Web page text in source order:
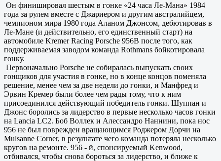
Он финишировал шестым в гонке «24 часа Ле-Мана» 1984
года за рулем вместе с Джариером и другим австралийцем,
чемпионом мира 1980 года Аланом Джонсом, дебютировав в
Ле-Мане (и действительно, его единственный старт) на
автомобиле Kremer Racing Porsche 956B после того, как
поддерживаемая заводом команда Rothmans бойкотировала
гонку.
Первоначально Porsche не собиралась выпускать своих
гонщиков для участия в гонке, но в конце концов поменяла
решение, менее чем за две недели до гонки, и Манфред и
Эрвин Кремер были более чем рады тому, что к ним
присоединился действующий победитель гонки. Шуппан и
Джонс боролись за лидерство в первые несколько часов гонки
на Lancia LC2. Боб Воллек и Алессандро Наннини, пока нос
956 не был поврежден вращающимся Роджером Дорчи на
Mulsanne Corner, в результате чего команда потеряла несколько
кругов на ремонте. 956 - й, спонсируемый Kenwood,
отбивался, чтобы снова бороться за лидерство, и ближе к